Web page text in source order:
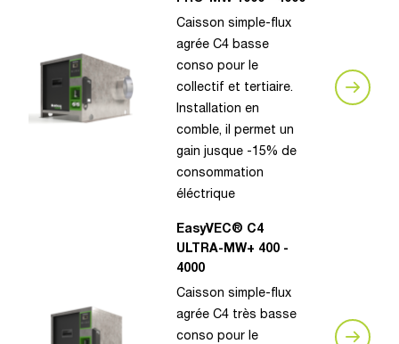
Caisson simple-flux
agrée C4 basse
conso pour le
collectif et tertiaire.
Installation en
comble, il permet un
gain jusque -15% de
consommation
éléctrique
EasyVEC® C4
ULTRA-MW+ 400 -
4000
Caisson simple-flux
agrée C4 très basse
conso pour le